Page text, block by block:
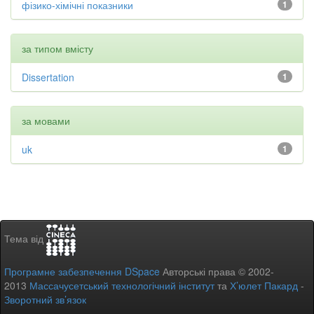
1
фізико-хімічні показники
за типом вмісту
1
Dissertation
за мовами
1
uk
Тема від
Програмне забезпечення DSpace Авторські права © 2002-
2013 Массачусетський технологічний інститутта Х’юлет Пакард -
Зворотний зв’язок